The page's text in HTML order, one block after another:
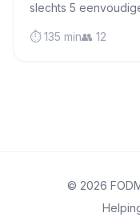
slechts 5
suiker!
⏱️ 135 min👥 12
© 2026